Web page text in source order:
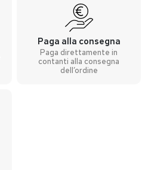
Paga alla consegna
Paga direttamente in
contanti alla consegna
dell’ordine